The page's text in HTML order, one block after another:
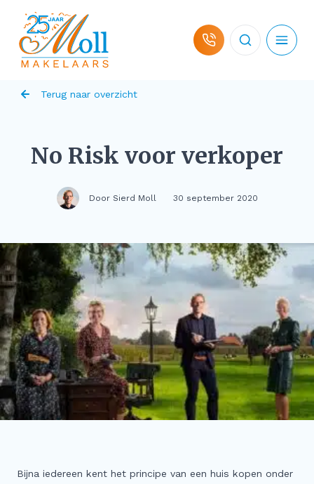
Hulp bij verkoop
Over ons
Contact
Meer
Buitenstate Makelaar
Woningwaarde (indicatie) in één minuut…
Zoeker aangeboden!
Koop zonder risico
Dubbele maandlasten
Terug naar overzicht
No Risk voor verkoper
Door Sierd Moll 30 september 2020
Bijna iedereen kent het principe van een huis kopen onder